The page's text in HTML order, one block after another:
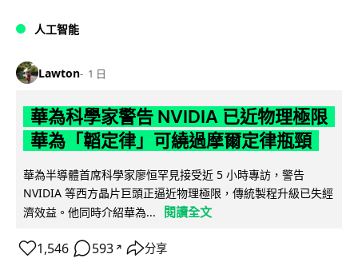
人工智能
Lawton 1 日
華為科學家警告 NVIDIA 已近物理極限
華為「韜定律」可繞過摩爾定律瓶頸
華為半導體首席科學家廖恒罕見接受近 5 小時專訪，警告
NVIDIA 等西方晶片巨頭正逼近物理極限，傳統製程升級已失經
濟效益。他同時介紹華為...
閱讀全文
1,546 593 ↗ 分享